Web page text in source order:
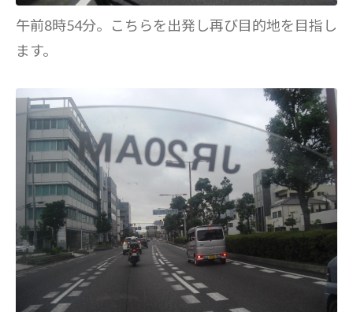
午前8時54分。こちらを出発し再び目的地を目指し
ます。